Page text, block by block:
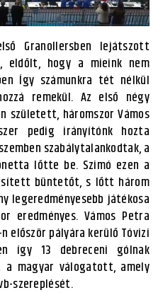
Granollersben lejátszott
eldőlt, hogy a mieink nem
Így számunkra tét nélkül
remekül. Az első négy
született, háromszor Vámos
pedig irányítónk hozta
szabálytalankodtak, a
lőtte be. Szimó ezen a
büntetőt, s lőtt három
legeredményesebb játékosa
eredményes. Vámos Petra
először pályára kerülő Tóvizi
így 13 debreceni gólnak
a magyar válogatott, amely
szereplését.